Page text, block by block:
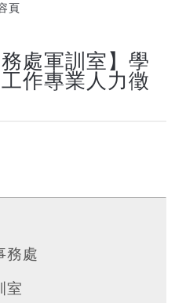
頁
處軍訓室】學
作專業人力徵
務處
室